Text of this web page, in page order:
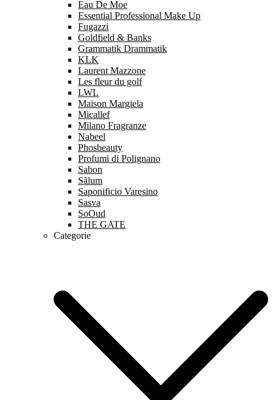
Eau De Moe
Essential Professional Make Up
Fugazzi
Goldfield & Banks
Grammatik Drammatik
KLK
Laurent Mazzone
Les fleur du golf
LWL
Maison Margiela
Micallef
Milano Fragranze
Nabeel
Phosbeauty
Profumi di Polignano
Sabon
Sãlum
Saponificio Varesino
Sasva
SoOud
THE GATE
Categorie